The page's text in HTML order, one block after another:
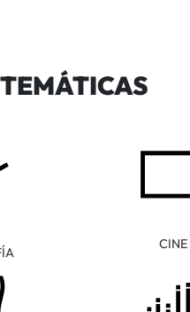
TEMÁTICAS
CINE